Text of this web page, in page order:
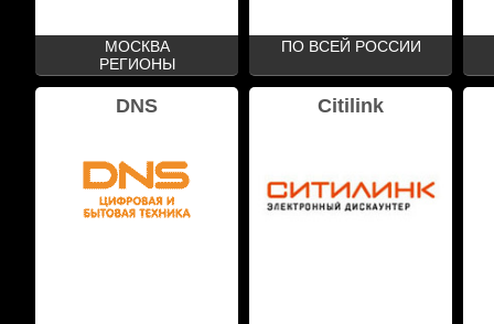
МОСКВА
РЕГИОНЫ
ПО ВСЕЙ РОССИИ
DNS Citilink